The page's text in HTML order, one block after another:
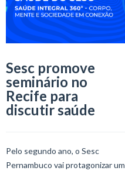
Sesc promove
seminário no
Recife para
discutir saúde
Pelo segundo ano, o Sesc
Pernambuco vai protagonizar um